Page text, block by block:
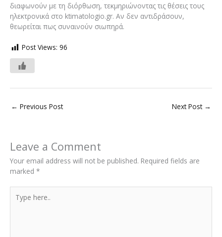
διαφωνούν με τη διόρθωση, τεκμηριώνοντας τις θέσεις τους
ηλεκτρονικά στο ktimatologio.gr. Αν δεν αντιδράσουν,
θεωρείται πως συναινούν σιωπηρά.
Post Views: 96
← Previous Post Next Post →
Leave a Comment
Your email address will not be published. Required fields are
marked *
here..